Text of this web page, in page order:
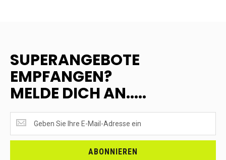
SUPERANGEBOTE
EMPFANGEN?
MELDE DICH AN.....
EMPFANGEN?
<br>MELDE
ABONNIEREN